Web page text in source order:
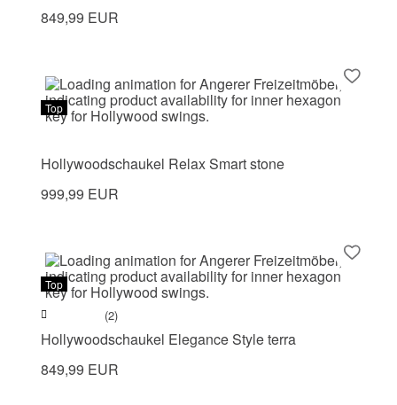
849,99 EUR
Top
Hollywoodschaukel Relax Smart stone
999,99 EUR
Top
(2)
Hollywoodschaukel Elegance Style terra
849,99 EUR